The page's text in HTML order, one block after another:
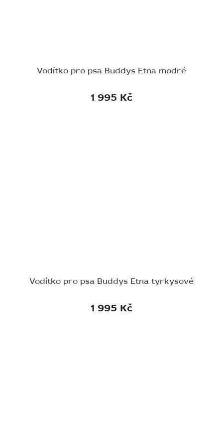
Vodítko pro psa Buddys Etna modré
1 995 Kč
Vodítko pro psa Buddys Etna tyrkysové
1 995 Kč